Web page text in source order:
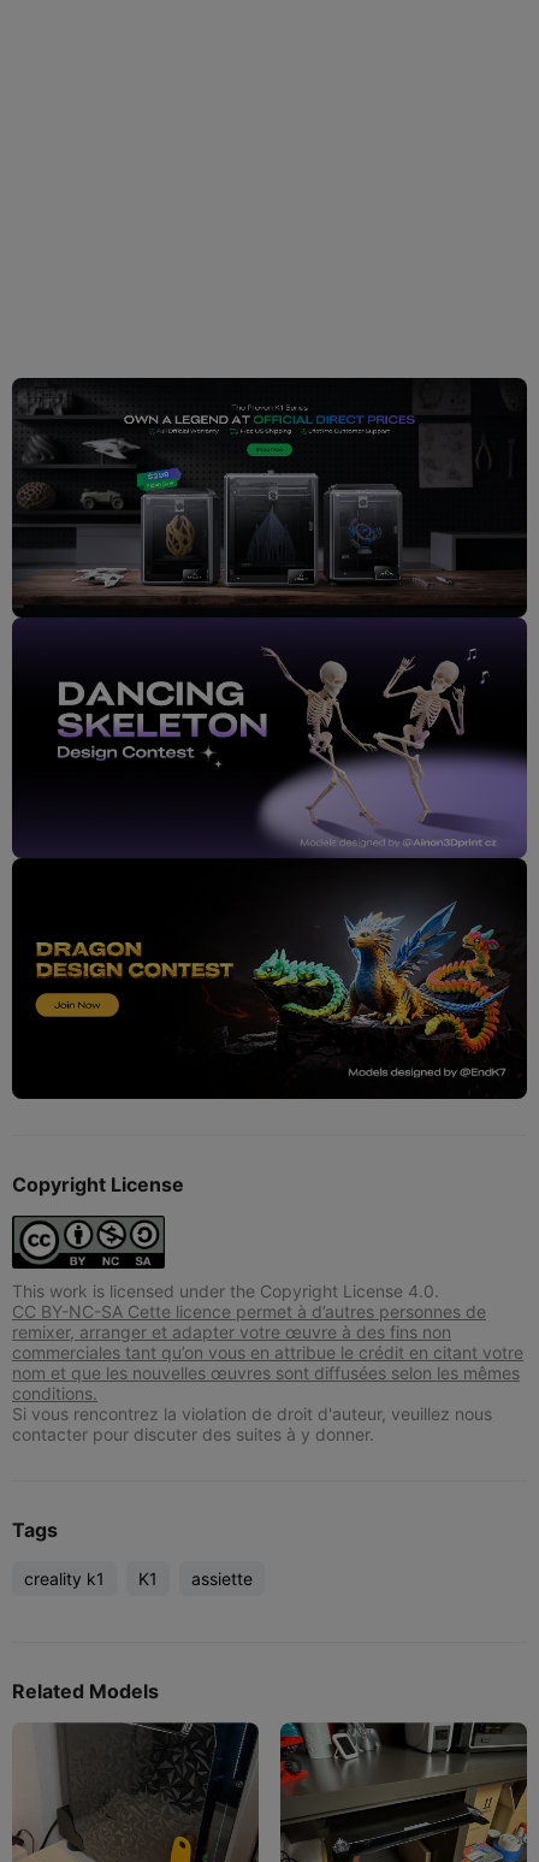
Copyright License
This work is licensed under the Copyright License 4.0.
CC BY-NC-SA Cette licence permet à d’autres personnes de
remixer, arranger et adapter votre œuvre à des fins non
commerciales tant qu’on vous en attribue le crédit en citant votre
nom et que les nouvelles œuvres sont diffusées selon les mêmes
conditions.
Si vous rencontrez la violation de droit d'auteur, veuillez nous
contacter pour discuter des suites à y donner.
Tags
creality k1 K1 assiette
Related Models